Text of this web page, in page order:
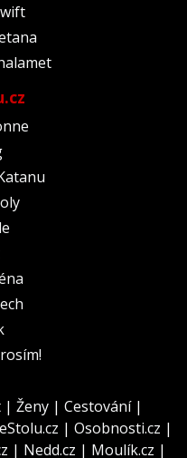
| Ženy | Cestování|
| Osobnosti.cz |
| Nedd.cz | Moulík.cz |